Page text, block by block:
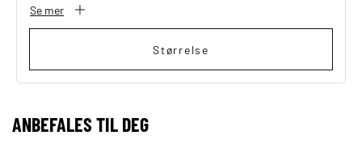
Se mer
Størrelse
ANBEFALES TIL DEG